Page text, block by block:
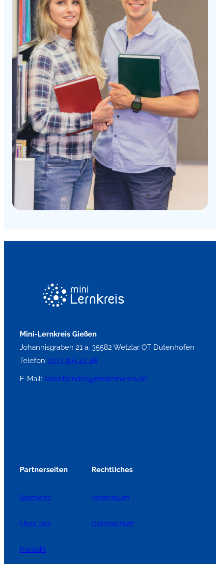
Mini-Lernkreis Gießen
Johannisgraben 21 a, 35582 Wetzlar OT Dutenhofen
Telefon: 0177 195 47 48
E-Mail: saras.bender@minilernkreis.de
Partnerseiten
Startseite
Über uns
Kontakt
Rechtliches
Impressum
Datenschutz